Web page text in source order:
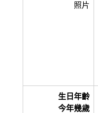
照片
生日年齡
今年幾歲